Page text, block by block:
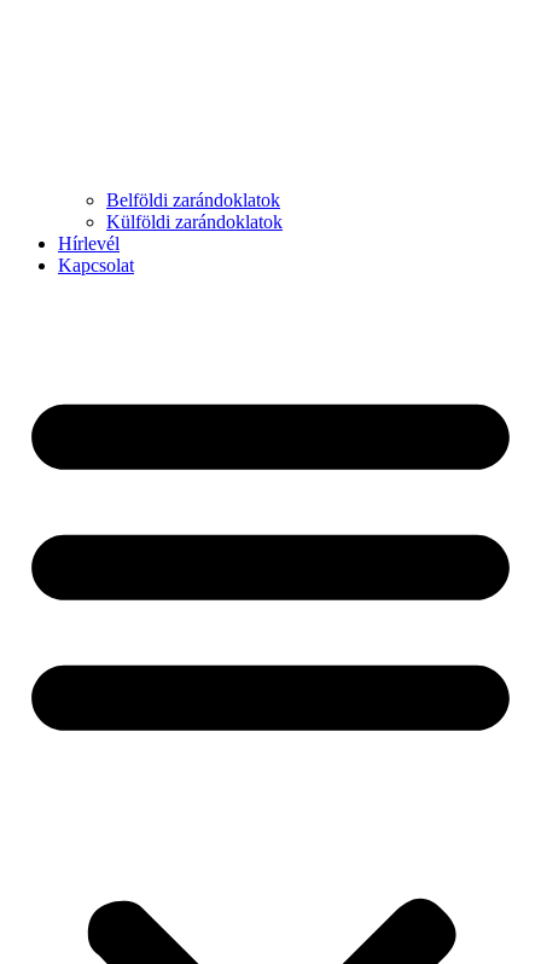
Belföldi zarándoklatok
Külföldi zarándoklatok
Hírlevél
Kapcsolat